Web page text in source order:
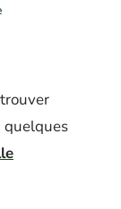
quelques